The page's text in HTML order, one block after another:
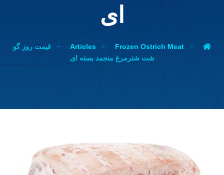
ای
Articles Frozen Ostrich Meat
قیمت روز گو
شت شترمرغ منجمد بسته ای